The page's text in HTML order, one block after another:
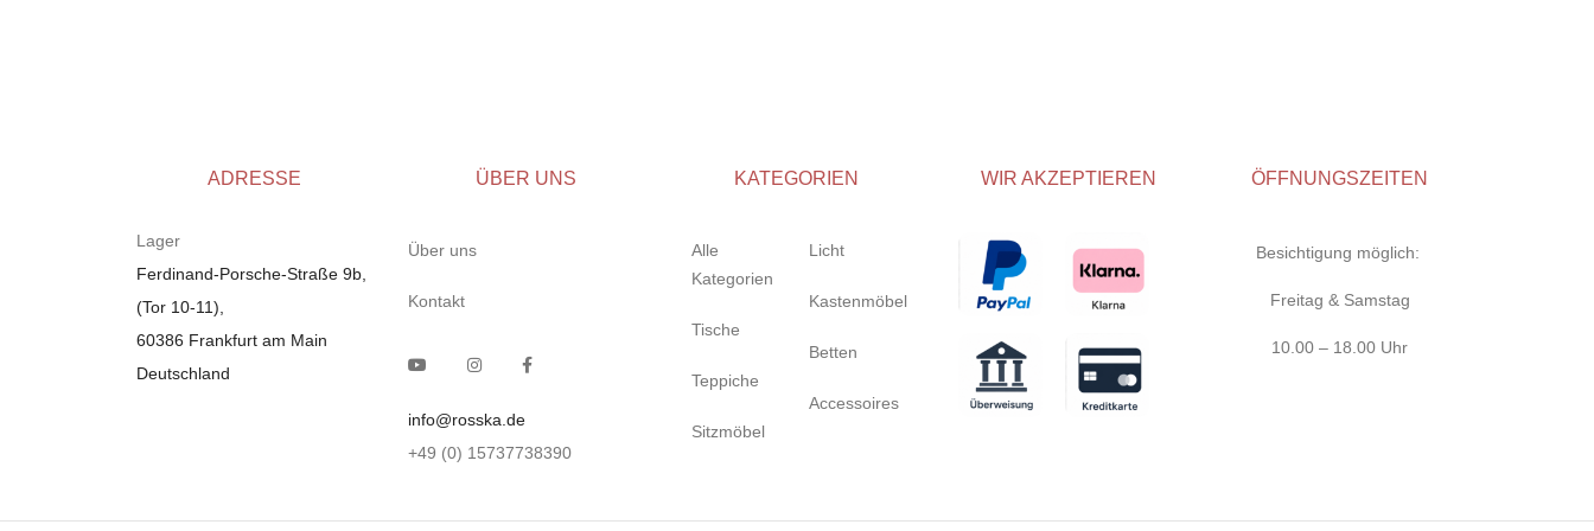
)
Muuto
Flexform (0)
Segmüller (0
USM Haller (0)
Arcada Swing
Living Divani (0)
ADRESSE
Lager
Ferdinand-Porsche-Straße 9b,
(Tor 10-11),
60386 Frankfurt am Main
Deutschland
ÜBER UNS
Über uns
Kontakt
info@rosska.de
+49 (0) 15737738390
KATEGORIEN
Alle
Kategorien
Tische
Teppiche
Sitzmöbel
Licht
Kastenmöbel
Betten
Accessoires
WIR AKZEPTIEREN ÖFFNUNGSZEITEN
Besichtigung möglich:
Freitag & Samstag
10.00 – 18.00 Uhr